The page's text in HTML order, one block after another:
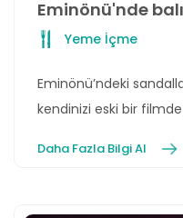
Eminönü'nde
Yeme İçme
Eminönü’ndeki
kendinizi eski bir
Daha Fazla Bilgi Al